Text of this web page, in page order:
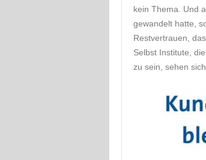
kein Thema. Und
gewandelt hatte,
Restvertrauen,
Selbst Institute,
zu sein, sehen